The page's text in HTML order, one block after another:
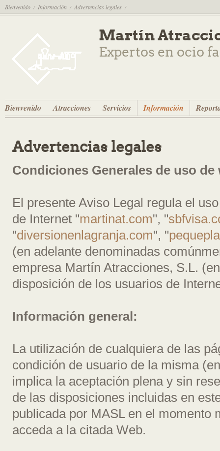
Bienvenido / Información / Advertencias legales /
Martín
Expertos en ocio
Bienvenido Atracciones Servicios Información
Advertencias legales
Condiciones Generales de uso
El presente Aviso Legal regula el
de Internet "martinat.com", "
"diversionenlagranja.com", "
(en adelante denominadas
empresa Martín Atracciones, S.L.
disposición de los usuarios de
Información general:
La utilización de cualquiera de las
condición de usuario de la misma
implica la aceptación plena y sin
de las disposiciones incluidas en
publicada por MASL en el momento
acceda a la citada Web.